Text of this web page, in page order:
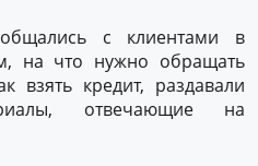
с клиентами в
на что нужно обращать
взять кредит, раздавали
отвечающие на